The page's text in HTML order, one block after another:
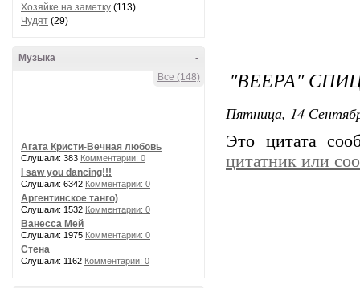
Хозяйке на заметку (113)
Чудят (29)
-
Музыка
Все (148)
Агата Кристи-Вечная любовь
Слушали: 383 Комментарии: 0
I saw you dancing!!!
Слушали: 6342 Комментарии: 0
Аргентинское танго)
Слушали: 1532 Комментарии: 0
Ванесса Мей
Слушали: 1975 Комментарии: 0
Стена
Слушали: 1162 Комментарии: 0
"ВЕЕРА"
Пятница, 14
Это цитата
цитатник или